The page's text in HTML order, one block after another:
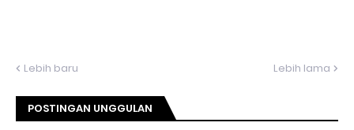
Lebih baru Lebih lama
POSTINGAN UNGGULAN